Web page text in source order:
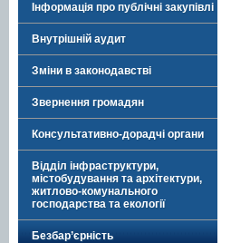
Інформація про публічні закупівлі
Внутрішній аудит
Зміни в законодавстві
Звернення громадян
Консультативно-дорадчі органи
Відділ інфраструктури,
містобудування та архітектури,
житлово-комунального
господарства та екології
Безбар’єрність